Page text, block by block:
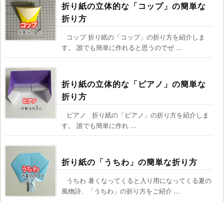
折り紙の立体的な「コップ」の簡単な
折り方
コップ 折り紙の「コップ」の折り方を紹介しま
す。 誰でも簡単に作れると思うのでぜ ...
折り紙の立体的な「ピアノ」の簡単な
折り方
ピアノ 折り紙の「ピアノ」の折り方を紹介しま
す。 誰でも簡単に作れ ...
折り紙の「うちわ」の簡単な折り方
うちわ 暑くなってくると入り用になってくる夏の
風物詩、「うちわ」の折り方をご紹介 ...